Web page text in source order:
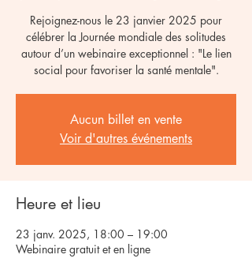
Rejoignez-nous le 23 janvier 2025 pour
célébrer la Journée mondiale des solitudes
autour d’un webinaire exceptionnel : "Le lien
social pour favoriser la santé mentale".
Aucun billet en vente
Voir d'autres événements
Heure et lieu
23 janv. 2025, 18:00 – 19:00
Webinaire gratuit et en ligne